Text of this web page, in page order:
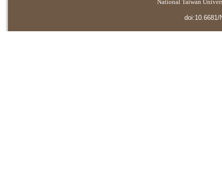
National Taiwan
doi:10.6681/